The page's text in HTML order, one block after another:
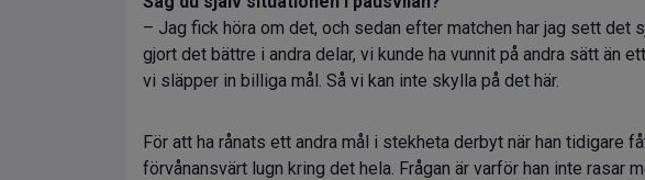
– Jag fick höra om det, och sedan efter matchen har jag sett det
gjort det bättre i andra delar, vi kunde ha vunnit på andra sätt än
vi släpper in billiga mål. Så vi kan inte skylla på det här.
För att ha rånats ett andra mål i stekheta derbyt när han tidigare
förvånansvärt lugn kring det hela. Frågan är varför han inte rasar